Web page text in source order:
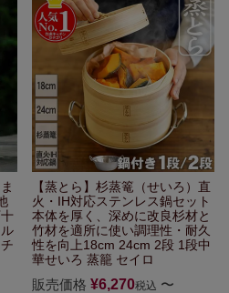
【蒸とら】杉蒸篭（せいろ） 直
火・IH対応ステンレス鍋セット
本体を厚く、深めに改良杉材と
竹材を適所に使い調理性・耐久
性を向上18cm 24cm 2段 1段中
華せいろ 蒸籠 セイロ
販売価格 ¥6,270税込 〜